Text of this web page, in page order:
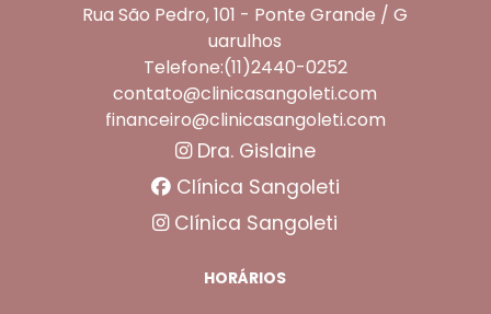
Rua São Pedro, 101 - Ponte Grande / G
uarulhos
Telefone:(11)2440-0252
contato@clinicasangoleti.com
financeiro@clinicasangoleti.com
Dra. Gislaine
Clínica Sangoleti
Clínica Sangoleti
HORÁRIOS